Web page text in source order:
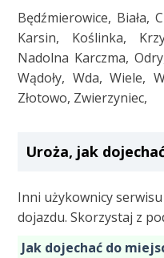
Będźmierowice, Biała,
Karsin, Koślinka,
Nadolna Karczma,
Wądoły, Wda, Wiele,
Złotowo, Zwierzyniec,
Uroża, jak
Inni użykownicy
dojazdu. Skorzystaj z
Jak dojechać do